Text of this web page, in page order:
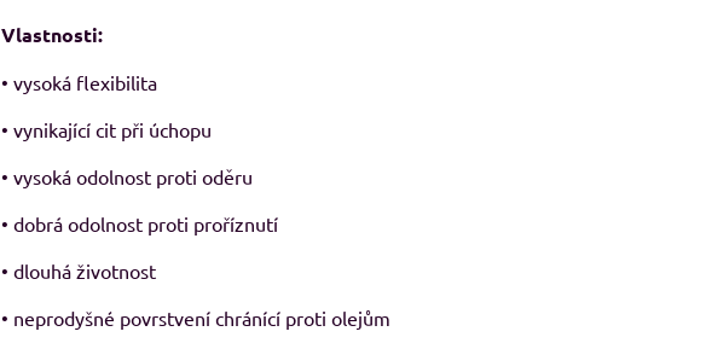
Vlastnosti:
• vysoká flexibilita
• vynikající cit při úchopu
• vysoká odolnost proti oděru
• dobrá odolnost proti proříznutí
• dlouhá životnost
• neprodyšné povrstvení chránící proti olejům